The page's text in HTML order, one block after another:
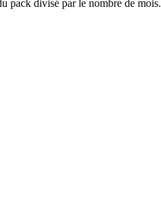
pack divisé par le nombre de mois.